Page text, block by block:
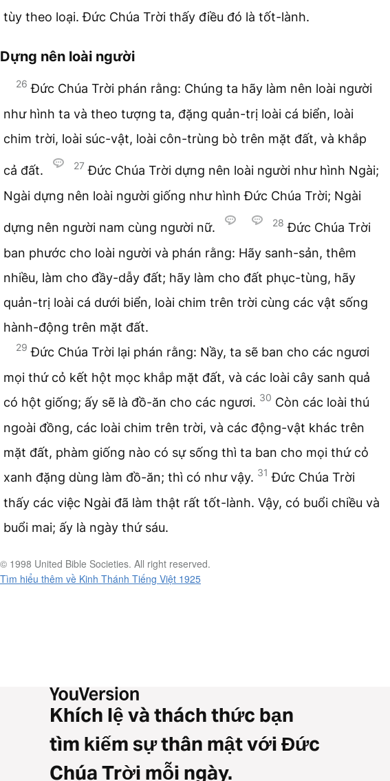
tùy theo loại. Đức Chúa Trời thấy điều đó là tốt-lành.
Dựng nên loài người
26 Đức Chúa Trời phán rằng: Chúng ta hãy làm nên loài người
như hình ta và theo tượng ta, đặng quản-trị loài cá biển, loài
chim trời, loài súc-vật, loài côn-trùng bò trên mặt đất, và khắp
cả đất. 27 Đức Chúa Trời dựng nên loài người như hình Ngài;
Ngài dựng nên loài người giống như hình Đức Chúa Trời; Ngài
dựng nên người nam cùng người nữ. 28 Đức Chúa Trời
ban phước cho loài người và phán rằng: Hãy sanh-sản, thêm
nhiều, làm cho đầy-dẫy đất; hãy làm cho đất phục-tùng, hãy
quản-trị loài cá dưới biển, loài chim trên trời cùng các vật sống
hành-động trên mặt đất.
29 Đức Chúa Trời lại phán rằng: Nầy, ta sẽ ban cho các ngươi
mọi thứ cỏ kết hột mọc khắp mặt đất, và các loài cây sanh quả
có hột giống; ấy sẽ là đồ-ăn cho các ngươi. 30 Còn các loài thú
ngoài đồng, các loài chim trên trời, và các động-vật khác trên
mặt đất, phàm giống nào có sự sống thì ta ban cho mọi thứ cỏ
xanh đặng dùng làm đồ-ăn; thì có như vậy. 31 Đức Chúa Trời
thấy các việc Ngài đã làm thật rất tốt-lành. Vậy, có buổi chiều và
buổi mai; ấy là ngày thứ sáu.
© 1998 United Bible Societies. All right reserved.
Tìm hiểu thêm về Kinh Thánh Tiếng Việt 1925
Khích lệ và thách thức bạn
tìm kiếm sự thân mật với Đức
Chúa Trời mỗi ngày.